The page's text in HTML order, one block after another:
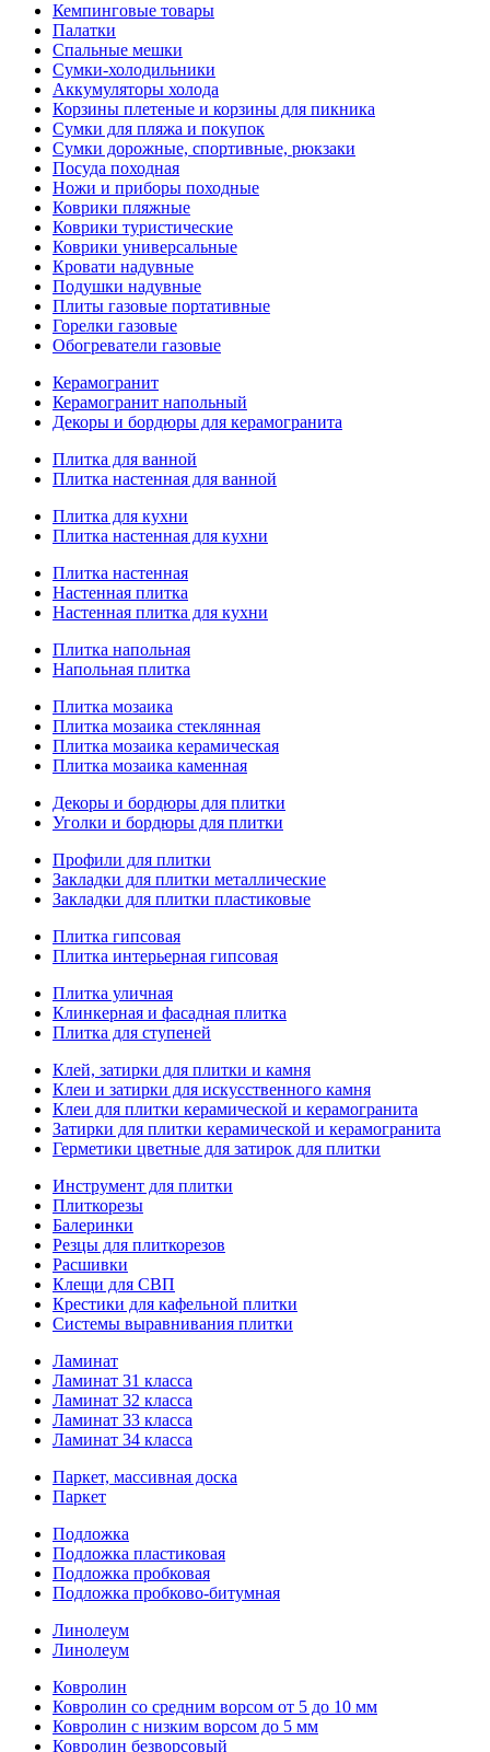
Кемпинговые товары
Палатки
Спальные мешки
Сумки-холодильники
Аккумуляторы холода
Корзины плетеные и корзины для пикника
Сумки для пляжа и покупок
Сумки дорожные, спортивные, рюкзаки
Посуда походная
Ножи и приборы походные
Коврики пляжные
Коврики туристические
Коврики универсальные
Кровати надувные
Подушки надувные
Плиты газовые портативные
Горелки газовые
Обогреватели газовые
Керамогранит
Керамогранит напольный
Декоры и бордюры для керамогранита
Плитка для ванной
Плитка настенная для ванной
Плитка для кухни
Плитка настенная для кухни
Плитка настенная
Настенная плитка
Настенная плитка для кухни
Плитка напольная
Напольная плитка
Плитка мозаика
Плитка мозаика стеклянная
Плитка мозаика керамическая
Плитка мозаика каменная
Декоры и бордюры для плитки
Уголки и бордюры для плитки
Профили для плитки
Закладки для плитки металлические
Закладки для плитки пластиковые
Плитка гипсовая
Плитка интерьерная гипсовая
Плитка уличная
Клинкерная и фасадная плитка
Плитка для ступеней
Клей, затирки для плитки и камня
Клеи и затирки для искусственного камня
Клеи для плитки керамической и керамогранита
Затирки для плитки керамической и керамогранита
Герметики цветные для затирок для плитки
Инструмент для плитки
Плиткорезы
Балеринки
Резцы для плиткорезов
Расшивки
Клещи для СВП
Крестики для кафельной плитки
Системы выравнивания плитки
Ламинат
Ламинат 31 класса
Ламинат 32 класса
Ламинат 33 класса
Ламинат 34 класса
Паркет, массивная доска
Паркет
Подложка
Подложка пластиковая
Подложка пробковая
Подложка пробково-битумная
Линолеум
Линолеум
Ковролин
Ковролин со средним ворсом от 5 до 10 мм
Ковролин с низким ворсом до 5 мм
Ковролин безворсовый